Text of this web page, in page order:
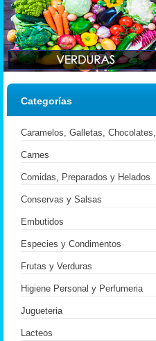
Categorías
Caramelos, Galletas, Chocolates,
Carnes
Comidas, Preparados y Helados
Conservas y Salsas
Embutidos
Especies y Condimentos
Frutas y Verduras
Higiene Personal y Perfumeria
Jugueteria
Lacteos